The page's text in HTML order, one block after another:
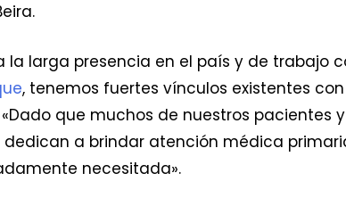
la larga presencia en el país y de trabajo
, tenemos fuertes vínculos existentes
«Dado que muchos de nuestros
dedican a brindar atención médica
necesitada».